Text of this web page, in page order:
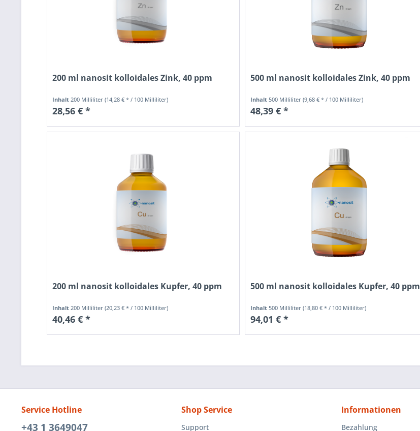
200 ml nanosit kolloidales Zink, 40 ppm
Inhalt 200 Milliliter (14,28 € * / 100 Milliliter)
28,56 € *
500 ml nanosit kolloidales Zink, 40 ppm
Inhalt 500 Milliliter (9,68 € * / 100 Milliliter)
48,39 € *
200 ml nanosit kolloidales Kupfer, 40 ppm
Inhalt 200 Milliliter (20,23 € * / 100 Milliliter)
40,46 € *
500 ml nanosit kolloidales Kupfer, 40 ppm
Inhalt 500 Milliliter (18,80 € * / 100 Milliliter)
94,01 € *
Service Hotline
+43 1 3649047
Shop Service
Support
Informationen
Bezahlung